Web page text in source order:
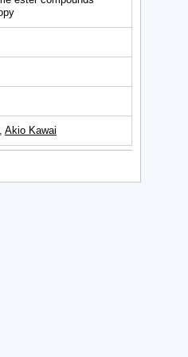
Akio Kawai